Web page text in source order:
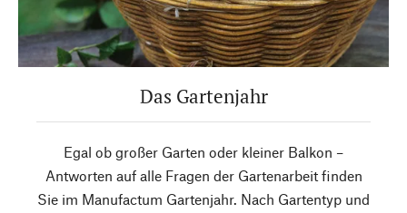
Das Gartenjahr
Egal ob großer Garten oder kleiner Balkon –
Antworten auf alle Fragen der Gartenarbeit finden
Sie im Manufactum Gartenjahr. Nach Gartentyp und